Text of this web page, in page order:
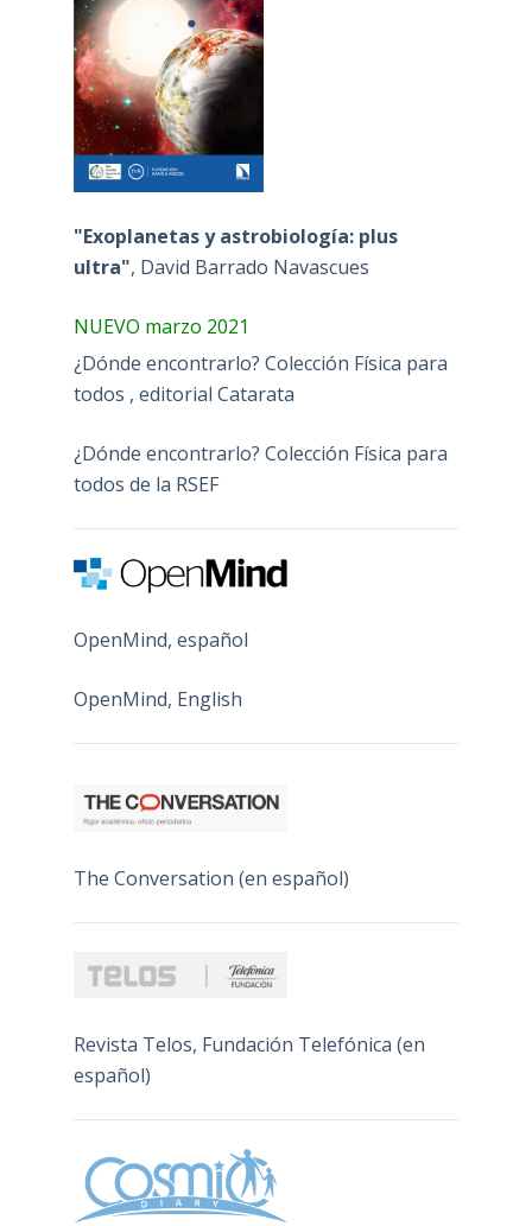
"Exoplanetas y astrobiología: plus
ultra", David Barrado Navascues
NUEVO marzo 2021
¿Dónde encontrarlo? Colección Física para
todos , editorial Catarata
¿Dónde encontrarlo? Colección Física para
todos de la RSEF
OpenMind, español
OpenMind, English
The Conversation (en español)
Revista Telos, Fundación Telefónica (en
español)